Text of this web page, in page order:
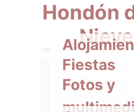
Hondón
Fiestas
Fotos y